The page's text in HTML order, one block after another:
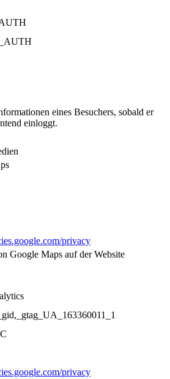
eines Besuchers, sobald er
einloggt.
privacy
Google Maps auf der Website
privacy